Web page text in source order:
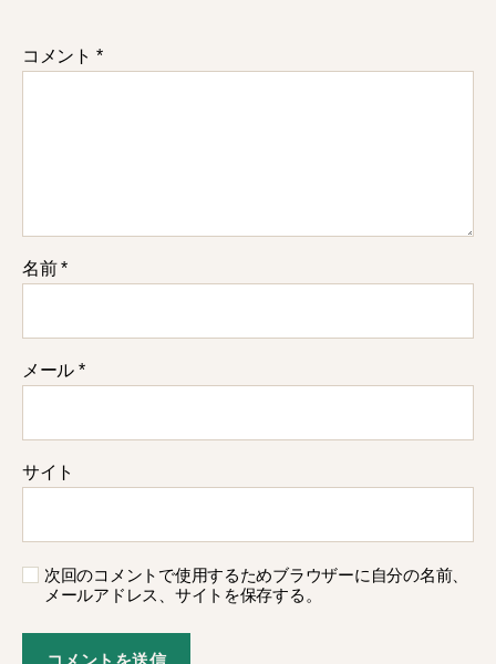
コメント *
名前*
メール *
サイト
次回のコメントで使用するためブラウザーに自分の名前、
メールアドレス、サイトを保存する。